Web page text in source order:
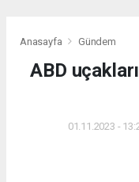
Anasayfa Gündem
ABD
01.11.2023 -